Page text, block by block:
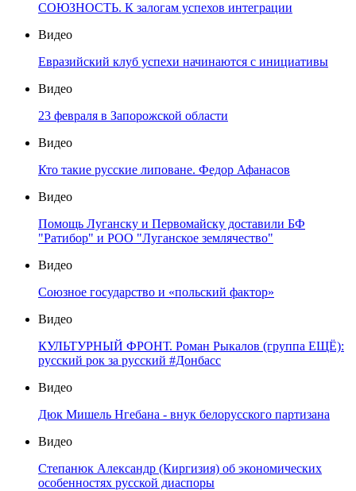
СОЮЗНОСТЬ. К залогам успехов интеграции
Видео
Евразийский клуб успехи начинаются с инициативы
Видео
23 февраля в Запорожской области
Видео
Кто такие русские липоване. Федор Афанасов
Видео
Помощь Луганску и Первомайску доставили БФ
"Ратибор" и РОО "Луганское землячество"
Видео
Союзное государство и «польский фактор»
Видео
КУЛЬТУРНЫЙ ФРОНТ. Роман Рыкалов (группа ЕЩЁ):
русский рок за русский #Донбасс
Видео
Дюк Мишель Нгебана - внук белорусского партизана
Видео
Степанюк Александр (Киргизия) об экономических
особенностях русской диаспоры